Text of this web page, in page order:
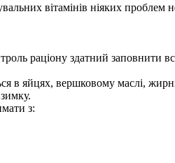
вітамінів ніяких проблем
раціону здатний заповнити
в яйцях, вершковому маслі,
з: